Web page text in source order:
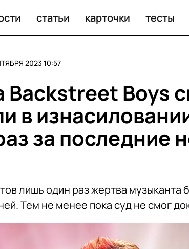
статьи карточки тесты
2023 10:57
Backstreet Boys
в
за последние
лишь один раз жертва музыканта
Тем не менее пока суд не смог